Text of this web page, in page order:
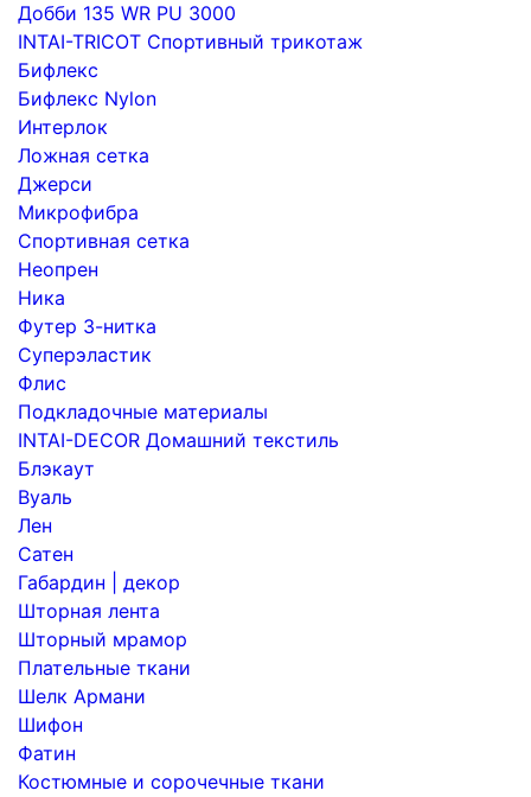
Добби 135 WR PU 3000
INTAI-TRICOT Спортивный трикотаж
Бифлекс
Бифлекс Nylon
Интерлок
Ложная сетка
Джерси
Микрофибра
Спортивная сетка
Неопрен
Ника
Футер 3-нитка
Суперэластик
Флис
Подкладочные материалы
INTAI-DECOR Домашний текстиль
Блэкаут
Вуаль
Лен
Сатен
Габардин | декор
Шторная лента
Шторный мрамор
Плательные ткани
Шелк Армани
Шифон
Фатин
Костюмные и сорочечные ткани